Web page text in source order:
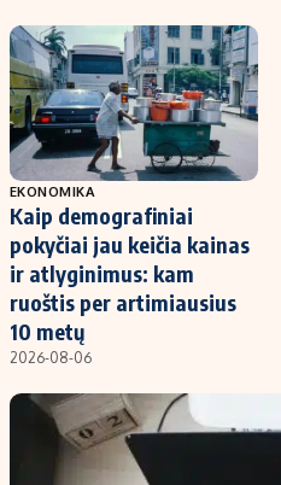
EKONOMIKA
Kaip demografiniai
pokyčiai jau keičia kainas
ir atlyginimus: kam
ruoštis per artimiausius
10 metų
2026-08-06